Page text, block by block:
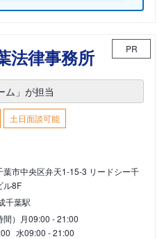
法律事務所 PR
ム」が担当
土日面談可能
葉市中央区弁天1-15-3 リードシー千
ル8F
千葉駅
） 月09:00 - 21:00
水09:00 - 21:00